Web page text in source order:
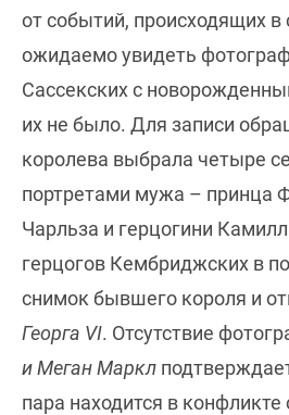
от событий, происходящих
ожидаемо увидеть
Сассекских с
их не было. Для записи
королева выбрала четыре
портретами мужа – принца
Чарльза и герцогини
герцогов Кембриджских в
снимок бывшего короля и
Георга VI. Отсутствие
и Меган Маркл
пара находится в конфликте